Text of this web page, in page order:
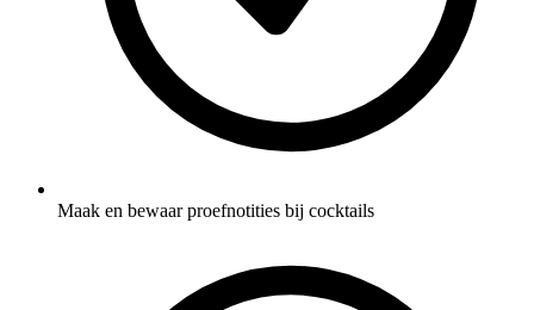
Maak en bewaar proefnotities bij cocktails